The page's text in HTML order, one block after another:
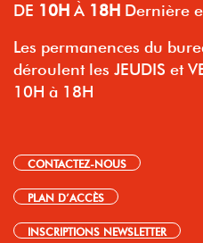
DE 10H À 18H Dernière
Les permanences du
déroulent les JEUDIS et
10H à 18H
CONTACTEZ-NOUS
PLAN D’ACCÈS
INSCRIPTIONS NEWSLETTER